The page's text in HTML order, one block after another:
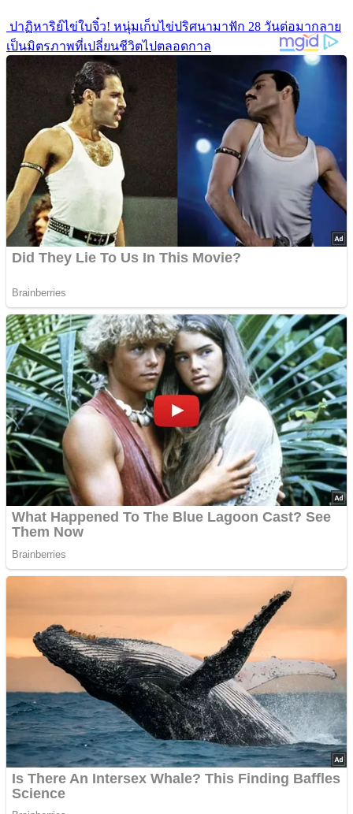
ปาฏิหาริย์ไข่ใบจิ๋ว! หนุ่มเก็บไข่ปริศนามาฟัก 28 วันต่อมากลาย
เป็นมิตรภาพที่เปลี่ยนชีวิตไปตลอดกาล
เปิดประวัติความปัง! 10 เรื่องจริงของ “MILLI” แรปเปอร์สาวสุด
แซ่บ ที่พาวงการ T-Pop รันสู่ระดับโลก
รีโนเวทบ้านอยู่ดีๆขนลุกซู่! คู่รักเจอ “ห้องลับ” ซ่อนอยู่หลัง
กระจกห้องน้ำ
เปิดแฟ้มลับ! 5 ทฤษฎีสมคบคิดช็อกโลก เบื้องหลังการ
สิ้นพระชนม์ของ “เจ้าหญิงไดอาน่า” ที่ยังไม่เลือนหาย
หมาเห่ากำแพงไม่หยุด! คู่รักรื้อบ้านพิสูจน์ ก่อนเจอความลับสุด
ช็อกที่ซ่อนอยู่
Advertisements